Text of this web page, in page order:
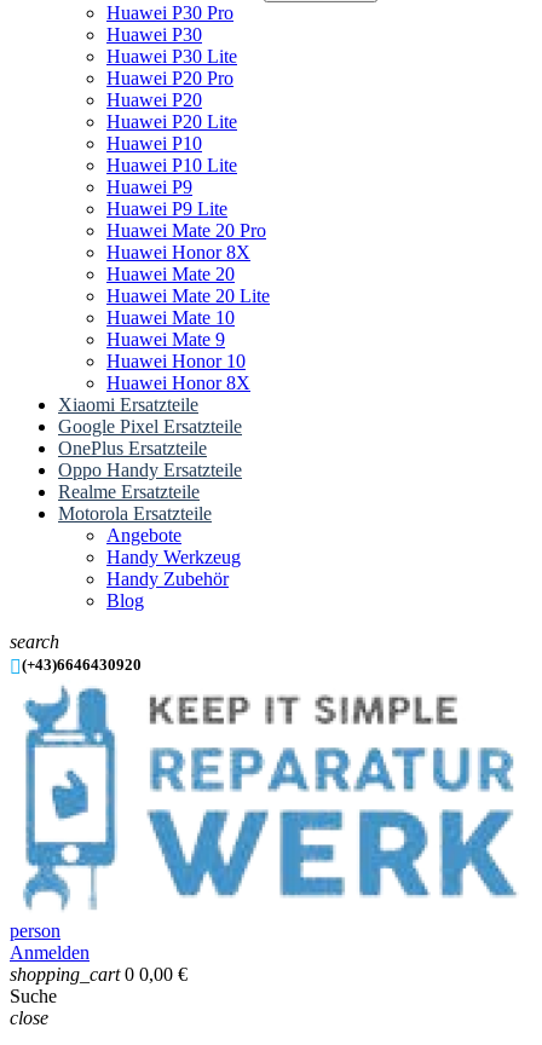
Huawei P30 Pro
Huawei P30
Huawei P30 Lite
Huawei P20 Pro
Huawei P20
Huawei P20 Lite
Huawei P10
Huawei P10 Lite
Huawei P9
Huawei P9 Lite
Huawei Mate 20 Pro
Huawei Honor 8X
Huawei Mate 20
Huawei Mate 20 Lite
Huawei Mate 10
Huawei Mate 9
Huawei Honor 10
Huawei Honor 8X
Xiaomi Ersatzteile
Google Pixel Ersatzteile
OnePlus Ersatzteile
Oppo Handy Ersatzteile
Realme Ersatzteile
Motorola Ersatzteile
Angebote
Handy Werkzeug
Handy Zubehör
Blog
search
(+43)6646430920
person
Anmelden
shopping_cart 0 0,00 €
Suche
close